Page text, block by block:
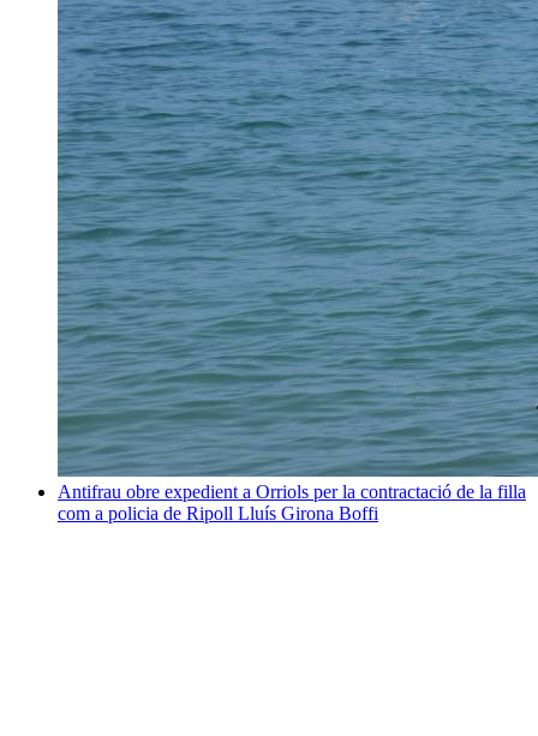
Antifrau obre expedient a Orriols per la contractació de la filla
com a policia de Ripoll Lluís Girona Boffi